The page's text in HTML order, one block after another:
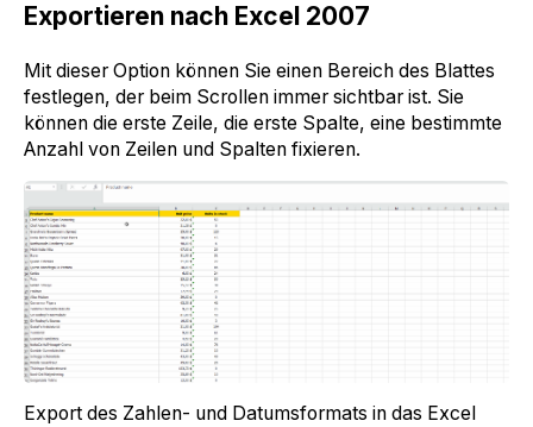
Exportieren nach Excel 2007
Mit dieser Option können Sie einen Bereich des Blattes
festlegen, der beim Scrollen immer sichtbar ist. Sie
können die erste Zeile, die erste Spalte, eine bestimmte
Anzahl von Zeilen und Spalten fixieren.
Export des Zahlen- und Datumsformats in das Excel